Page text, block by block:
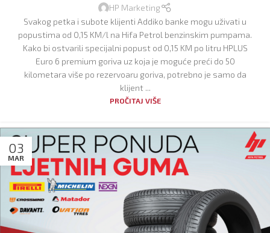
HP Marketing
Svakog petka i subote klijenti Addiko banke mogu uživati u
popustima od 0,15 KM/l na Hifa Petrol benzinskim pumpama.
Kako bi ostvarili specijalni popust od 0,15 KM po litru HPLUS
Euro 6 premium goriva uz koja je moguće preći do 50
kilometara više po rezervoaru goriva, potrebno je samo da
klijent ...
PROČITAJ VIŠE
03
MAR